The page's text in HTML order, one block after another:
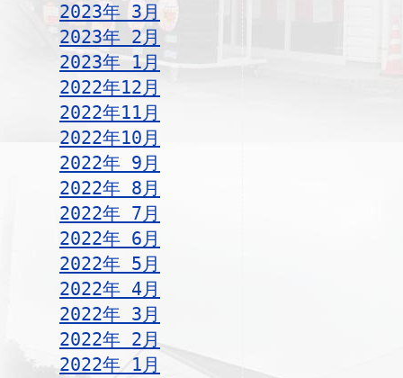
2023年 3月
2023年 2月
2023年 1月
2022年12月
2022年11月
2022年10月
2022年 9月
2022年 8月
2022年 7月
2022年 6月
2022年 5月
2022年 4月
2022年 3月
2022年 2月
2022年 1月